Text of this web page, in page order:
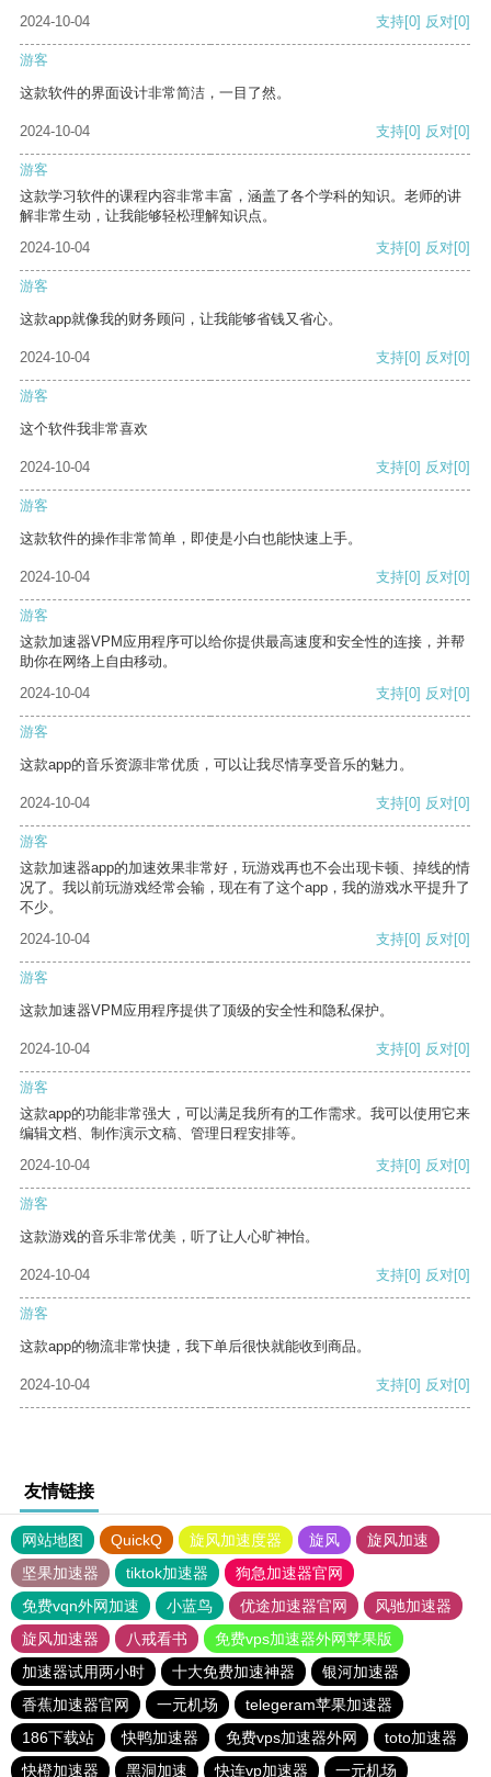
2024-10-04
支持[0] 反对[0]
游客
这款软件的界面设计非常简洁，一目了然。
2024-10-04 支持[0] 反对[0]
游客
这款学习软件的课程内容非常丰富，涵盖了各个学科的知识。老师的讲
解非常生动，让我能够轻松理解知识点。
2024-10-04
支持[0] 反对[0]
游客
这款app就像我的财务顾问，让我能够省钱又省心。
2024-10-04 支持[0] 反对[0]
游客
这个软件我非常喜欢
2024-10-04 支持[0] 反对[0]
游客
这款软件的操作非常简单，即使是小白也能快速上手。
2024-10-04 支持[0] 反对[0]
游客
这款加速器VPM应用程序可以给你提供最高速度和安全性的连接，并帮
助你在网络上自由移动。
2024-10-04
支持[0] 反对[0]
游客
这款app的音乐资源非常优质，可以让我尽情享受音乐的魅力。
2024-10-04 支持[0] 反对[0]
游客
这款加速器app的加速效果非常好，玩游戏再也不会出现卡顿、掉线的情
况了。我以前玩游戏经常会输，现在有了这个app，我的游戏水平提升了
不少。
2024-10-04
支持[0] 反对[0]
游客
这款加速器VPM应用程序提供了顶级的安全性和隐私保护。
2024-10-04 支持[0] 反对[0]
游客
这款app的功能非常强大，可以满足我所有的工作需求。我可以使用它来
编辑文档、制作演示文稿、管理日程安排等。
2024-10-04
支持[0] 反对[0]
游客
这款游戏的音乐非常优美，听了让人心旷神怡。
2024-10-04 支持[0] 反对[0]
游客
这款app的物流非常快捷，我下单后很快就能收到商品。
2024-10-04 支持[0] 反对[0]
友情链接
网站地图 QuickQ 旋风加速度器 旋风
旋风加速
坚果加速器
tiktok加速器
狗急加速器官网
免费vqn外网加速
小蓝鸟 优途加速器官网
风驰加速器
旋风加速器
八戒看书
免费vps加速器外网苹果版
加速器试用两小时
十大免费加速神器
银河加速器
香蕉加速器官网
一元机场
telegeram苹果加速器
186下载站
快鸭加速器 免费vps加速器外网
toto加速器
快橙加速器
黑洞加速 快连vp加速器 一元机场